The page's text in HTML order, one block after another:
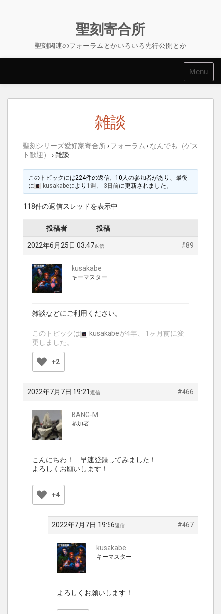
聖刻寄合所
聖刻関連のフォーラムとかいろいろ先行公開とか
Menu
雑談
聖刻シリーズ愛好家寄合所› フォーラム › なんでも（ゲス
ト歓迎）
›雑談
このトピックには224件の返信、10人の参加者があり、最後
に
kusakabeにより 1週、 3日前に更新されました。
118件の返信スレッドを表示中
投稿者 投稿
2022年6月25日 03:47 #89
返信
kusakabe
キーマスター
雑談などにご利用ください。
このトピックは kusakabeが4年、 1ヶ月前に変
更しました。
+2
2022年7月7日 19:21 #466
返信
BANG-M
参加者
こんにちわ！ 早速登録してみました！
よろしくお願いします！
+4
2022年7月7日 19:56 #467
返信
kusakabe
キーマスター
よろしくお願いします！